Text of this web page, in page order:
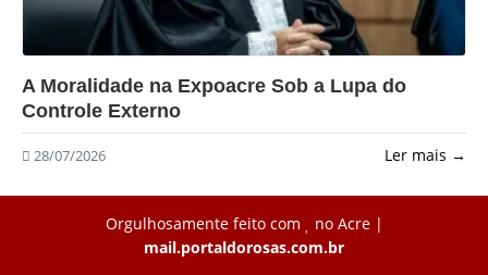
?>
A Moralidade na Expoacre Sob a Lupa do
Controle Externo
28/07/2026 Ler mais →
Orgulhosamente feito com
no Acre |
mail.portaldorosas.com.br